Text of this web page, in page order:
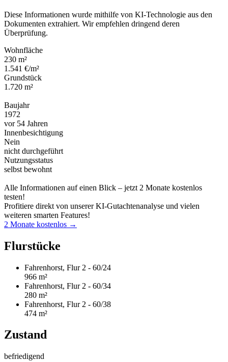
Diese Informationen wurde mithilfe von KI-Technologie aus den
Dokumenten extrahiert. Wir empfehlen dringend deren
Überprüfung.
Wohnfläche
230 m²
1.541 €/m²
Grundstück
1.720 m²
Baujahr
1972
vor 54 Jahren
Innenbesichtigung
Nein
nicht durchgeführt
Nutzungsstatus
selbst bewohnt
Alle Informationen auf einen Blick – jetzt 2 Monate kostenlos
testen!
Profitiere direkt von unserer KI-Gutachtenanalyse und vielen
weiteren smarten Features!
2 Monate kostenlos →
Flurstücke
Fahrenhorst, Flur 2 - 60/24
966 m²
Fahrenhorst, Flur 2 - 60/34
280 m²
Fahrenhorst, Flur 2 - 60/38
474 m²
Zustand
befriedigend